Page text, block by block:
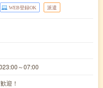
WEB登録OK 派遣
～07:00
迎！